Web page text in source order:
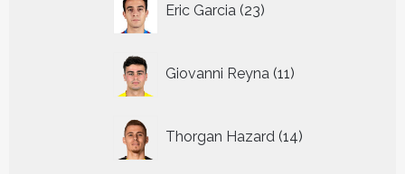
Eric Garcia 23
producten
Giovanni Reyna 11
producten
Thorgan Hazard 14
producten